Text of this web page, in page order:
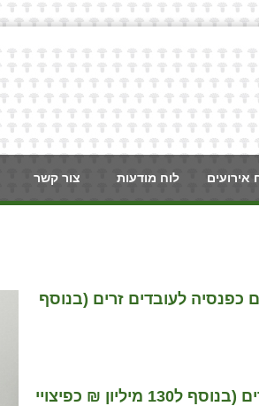
אירועים לוח מודעות צור קשר
לעובדים זרים (בנוסף
למעלה ממאה מיליון ₪ מידי שנה משלמים חקלאים כפנסיה לעובדים זרים (בנוסף ל130 מיליון ₪ כפיצויי